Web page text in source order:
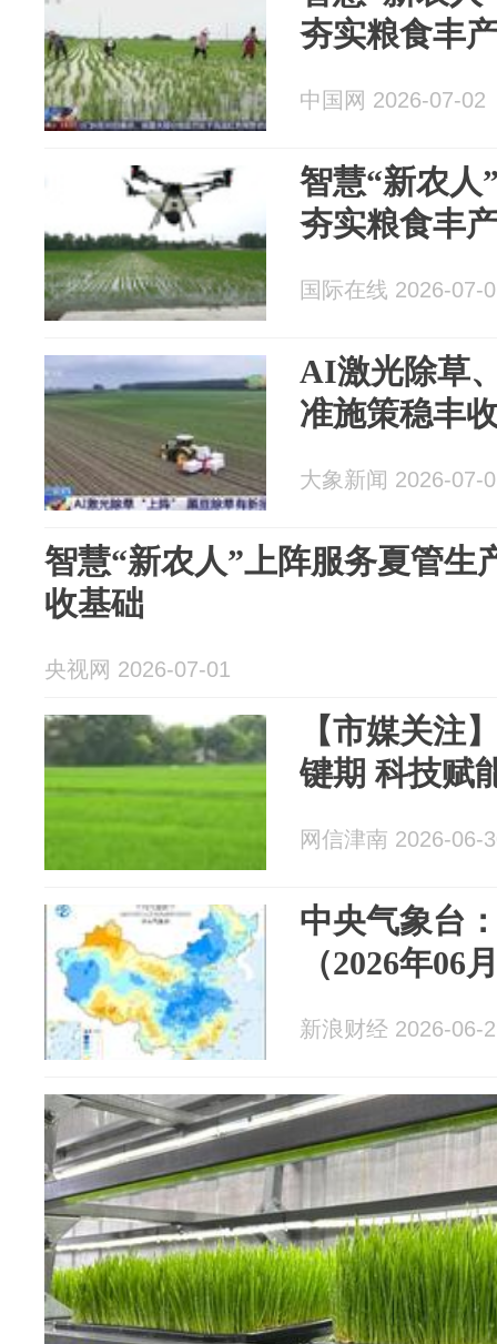
夯实粮食丰
中国网 2026-07-02
智慧“新农人
夯实粮食丰
国际在线 2026-07-
AI激光除草
准施策稳丰
大象新闻 2026-07-
智慧“新农人”上阵服务夏管生
收基础
央视网 2026-07-01
【市媒关注
键期 科技赋
网信津南 2026-06-
中央气象台
（2026年06
新浪财经 2026-06-